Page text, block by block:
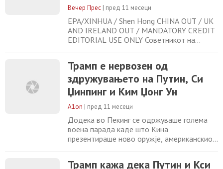
Вечер Прес | пред 11 месеци
EPA/XINHUA / Shen Hong CHINA OUT / UK
AND IRELAND OUT / MANDATORY CREDIT
EDITORIAL USE ONLY Советникот на
претседател Доналд Трамп дека
Владимир Путин, Ким Џонг Ун и Шји
Џинпинг заговараат против Америка. На
почетокот на воената парада во Пекинг,
Трамп на мрежата Truth Social:
Трамп е нервозен од
здружувањето на Путин, Си
Џинпинг и Ким Џонг Ун
A1on | пред 11 месеци
Додека во Пекинг се одржуваше голема
воена парада каде што Кина
презентираше ново оружје, американскиот
која ги „прозва“ кинескиот претседател Си
Трамп кажа дека Путин и Кси